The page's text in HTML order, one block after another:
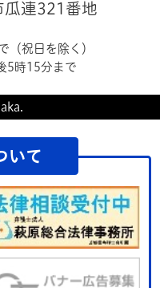
瓜連321番地
（祝日を除く）
5時15分まで
いて